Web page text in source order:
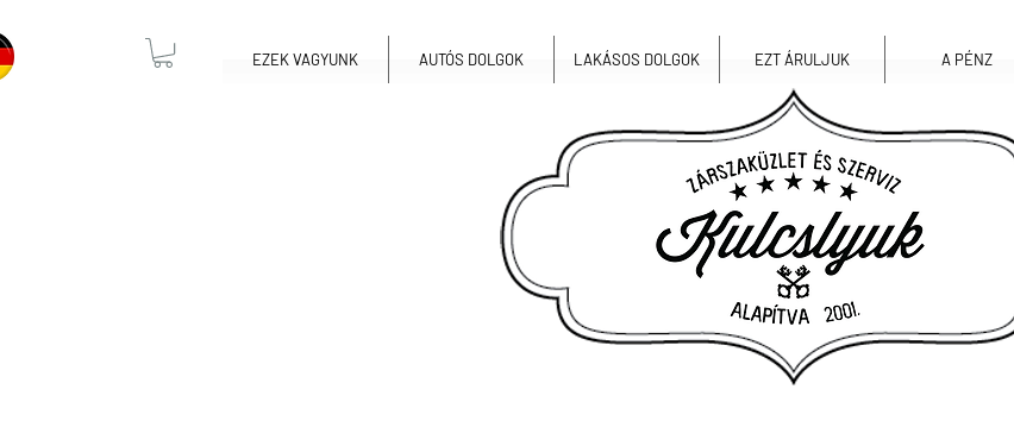
EZEK VAGYUNK AUTÓS DOLGOK LAKÁSOS DOLGOK EZT ÁRULJUK A PÉNZ